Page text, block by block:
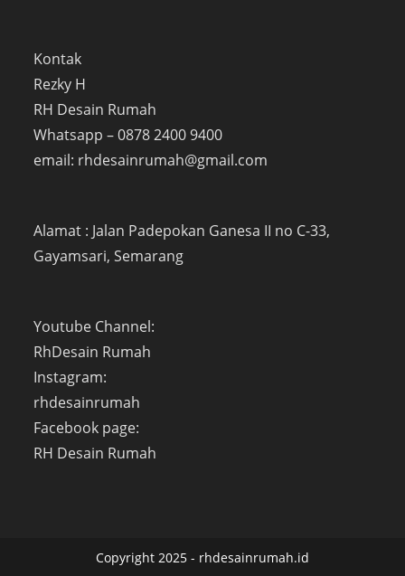
Kontak
Rezky H
RH Desain Rumah
Whatsapp – 0878 2400 9400
email: rhdesainrumah@gmail.com
Alamat : Jalan Padepokan Ganesa II no C-33,
Gayamsari, Semarang
Youtube Channel:
RhDesain Rumah
Instagram:
rhdesainrumah
Facebook page:
RH Desain Rumah
Copyright 2025 - rhdesainrumah.id